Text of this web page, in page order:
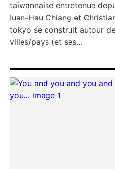
taiwannaise entretenue
Iuan-Hau Chiang et
tokyo se construit autour
villes/pays (et ses…